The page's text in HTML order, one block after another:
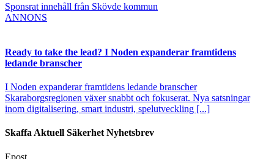
Sponsrat innehåll från Skövde kommun
ANNONS
Ready to take the lead? I Noden expanderar framtidens
ledande branscher
I Noden expanderar framtidens ledande branscher
Skaraborgsregionen växer snabbt och fokuserat. Nya satsningar
inom digitalisering, smart industri, spelutveckling [...]
Skaffa Aktuell Säkerhet Nyhetsbrev
Epost